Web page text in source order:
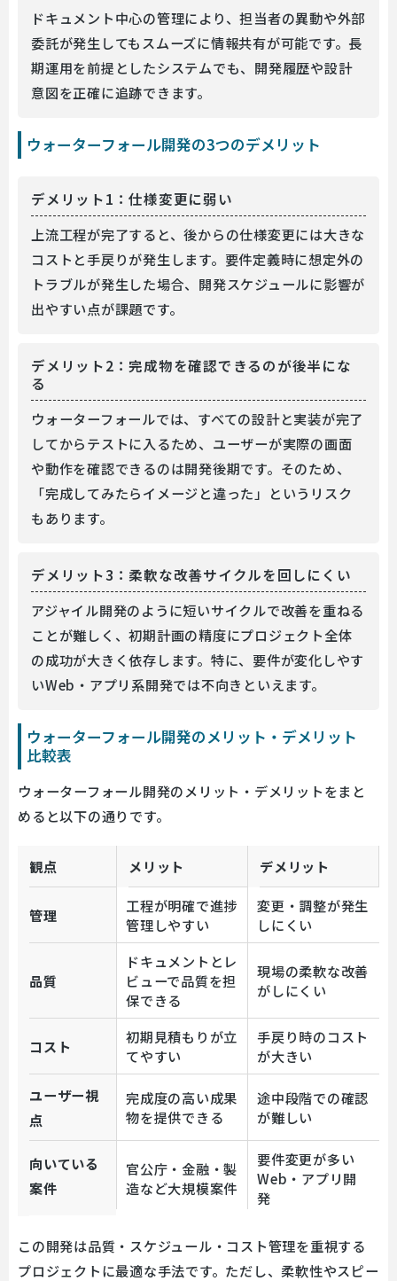
ドキュメント中心の管理により、担当者の異動や外部
委託が発生してもスムーズに情報共有が可能です。長
期運用を前提としたシステムでも、開発履歴や設計
意図を正確に追跡できます。
ウォーターフォール開発の3つのデメリット
デメリット1：仕様変更に弱い
上流工程が完了すると、後からの仕様変更には大きな
コストと手戻りが発生します。要件定義時に想定外の
トラブルが発生した場合、開発スケジュールに影響が
出やすい点が課題です。
デメリット2：完成物を確認できるのが後半にな
る
ウォーターフォールでは、すべての設計と実装が完了
してからテストに入るため、ユーザーが実際の画面
や動作を確認できるのは開発後期です。そのため、
「完成してみたらイメージと違った」というリスク
もあります。
デメリット3：柔軟な改善サイクルを回しにくい
アジャイル開発のように短いサイクルで改善を重ねる
ことが難しく、初期計画の精度にプロジェクト全体
の成功が大きく依存します。特に、要件が変化しやす
いWeb・アプリ系開発では不向きといえます。
ウォーターフォール開発のメリット・デメリット
比較表
ウォーターフォール開発のメリット・デメリットをまと
めると以下の通りです。
観点 メリット デメリット
管理
工程が明確で進捗
管理しやすい
変更・調整が発生
しにくい
品質
ドキュメントとレ
ビューで品質を担
保できる
現場の柔軟な改善
がしにくい
コスト
初期見積もりが立
てやすい
手戻り時のコスト
が大きい
ユーザー視
点
完成度の高い成果
物を提供できる
途中段階での確認
が難しい
向いている
案件
官公庁・金融・製
造など大規模案件
要件変更が多い
Web・アプリ開
発
この開発は品質・スケジュール・コスト管理を重視する
プロジェクトに最適な手法です。ただし、柔軟性やスピー